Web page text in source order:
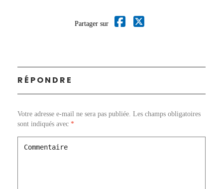
Partager sur
RÉPONDRE
Votre adresse e-mail ne sera pas publiée. Les champs obligatoires
sont indiqués avec *